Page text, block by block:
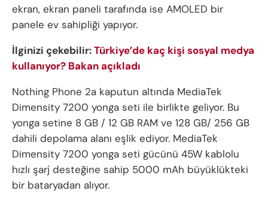
ekran, ekran paneli tarafında ise AMOLED bir
panele ev sahipliği yapıyor.
İlginizi çekebilir:Türkiye’de kaç kişi sosyal medya
kullanıyor? Bakan açıkladı
Nothing Phone 2a kaputun altında MediaTek
Dimensity 7200 yonga seti ile birlikte geliyor. Bu
yonga setine 8 GB / 12 GB RAM ve 128 GB/ 256 GB
dahili depolama alanı eşlik ediyor. MediaTek
Dimensity 7200 yonga seti gücünü 45W kablolu
hızlı şarj desteğine sahip 5000 mAh büyüklükteki
bir bataryadan alıyor.